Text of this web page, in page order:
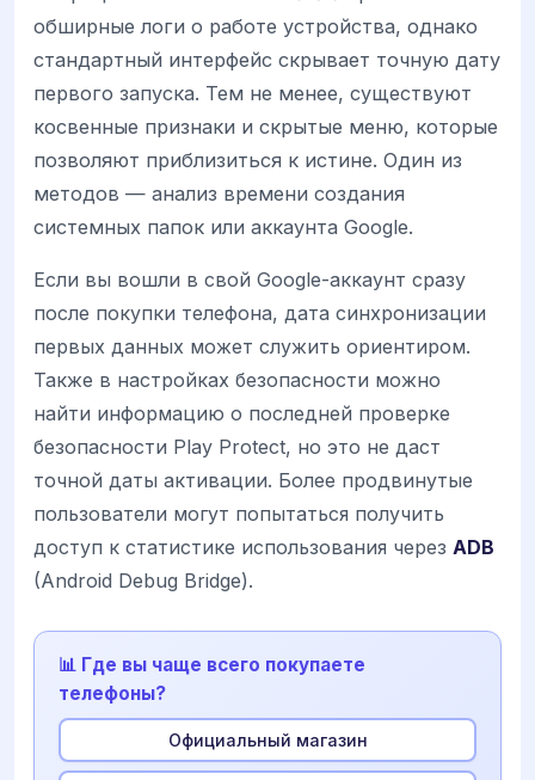
обширные логи о работе устройства, однако
стандартный интерфейс скрывает точную дату
первого запуска. Тем не менее, существуют
косвенные признаки и скрытые меню, которые
позволяют приблизиться к истине. Один из
методов — анализ времени создания
системных папок или аккаунта Google.
Если вы вошли в свой Google-аккаунт сразу
после покупки телефона, дата синхронизации
первых данных может служить ориентиром.
Также в настройках безопасности можно
найти информацию о последней проверке
безопасности Play Protect, но это не даст
точной даты активации. Более продвинутые
пользователи могут попытаться получить
доступ к статистике использования через ADB
(Android Debug Bridge).
📊 Где вы чаще всего покупаете
телефоны?
Официальный магазин